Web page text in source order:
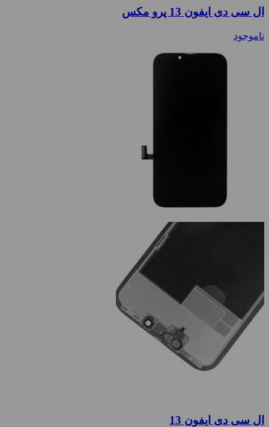
ال سی دی ایفون 13 پرو مکس
ناموجود
ال سی دی ایفون 13